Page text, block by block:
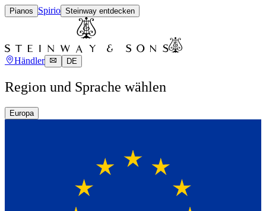
Pianos Spirio Steinway entdecken
Händler DE
Region und Sprache wählen
Europa